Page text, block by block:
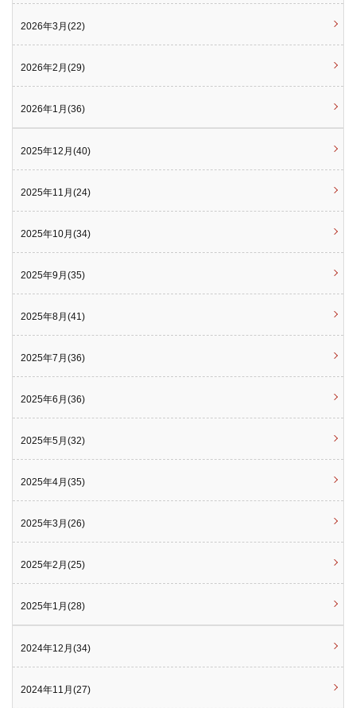
2026年3月(22)
2026年2月(29)
2026年1月(36)
2025年12月(40)
2025年11月(24)
2025年10月(34)
2025年9月(35)
2025年8月(41)
2025年7月(36)
2025年6月(36)
2025年5月(32)
2025年4月(35)
2025年3月(26)
2025年2月(25)
2025年1月(28)
2024年12月(34)
2024年11月(27)